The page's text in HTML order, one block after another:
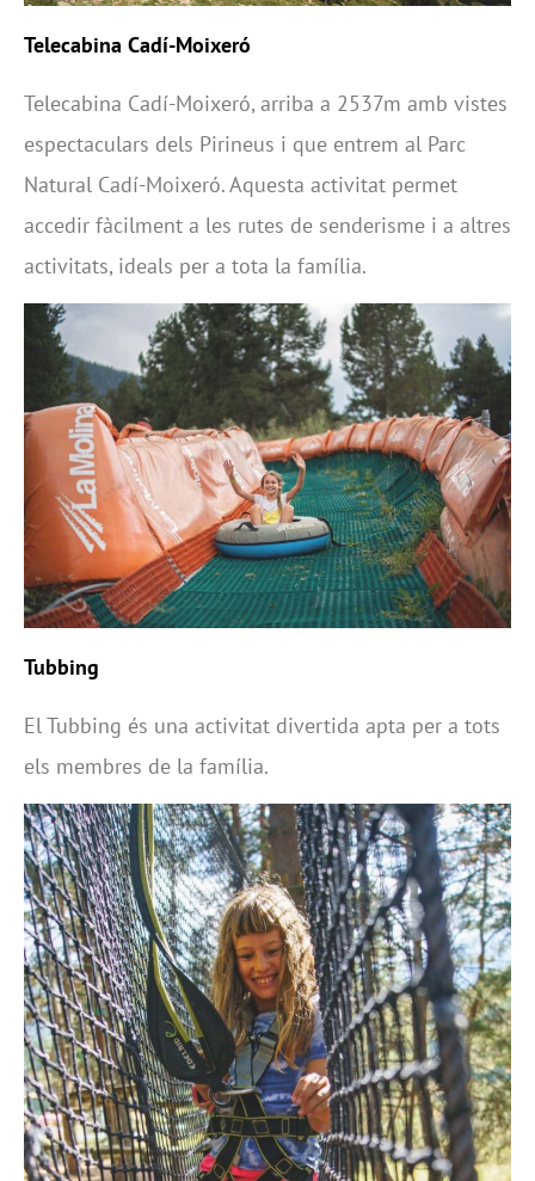
Telecabina Cadí-Moixeró
Telecabina Cadí-Moixeró, arriba a 2537m amb vistes
espectaculars dels Pirineus i que entrem al Parc
Natural Cadí-Moixeró. Aquesta activitat permet
accedir fàcilment a les rutes de senderisme i a altres
activitats, ideals per a tota la família.
Tubbing
El Tubbing és una activitat divertida apta per a tots
els membres de la família.